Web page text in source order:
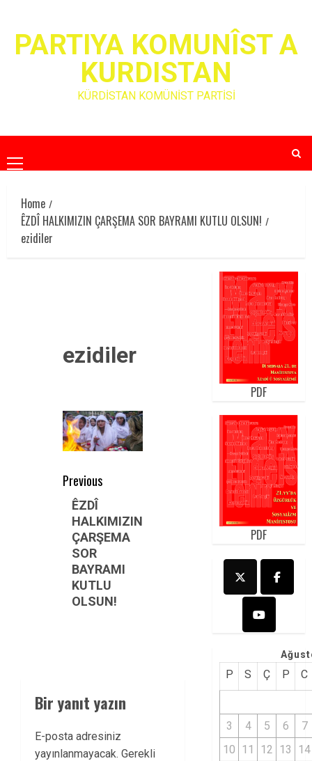
contentPARTIYA KOMUNÎST A
KURDISTAN
KÜRDİSTAN KOMÜNİST PARTİSİ
Primary
Menu
Home
ÊZDÎ HALKIMIZIN ÇARŞEMA SOR BAYRAMI KUTLU OLSUN!
ezidiler
ezidiler
Post
navigation
Previous
Previous
post:
ÊZDÎ
HALKIMIZIN
ÇARŞEMA
SOR
BAYRAMI
KUTLU
OLSUN!
Bir yanıt yazın
E-posta adresiniz
yayınlanmayacak. Gerekli
PDF
PDF
P S Ç P C
3 4 5 6
7
10 11 12 13
14